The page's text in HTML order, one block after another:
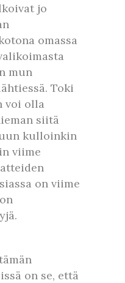
jo
omassa
mun
Toki
voi olla
siitä
kulloinkin
viime
on viime
on se, että